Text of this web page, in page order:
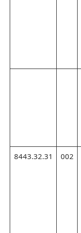
8443.32.31
002